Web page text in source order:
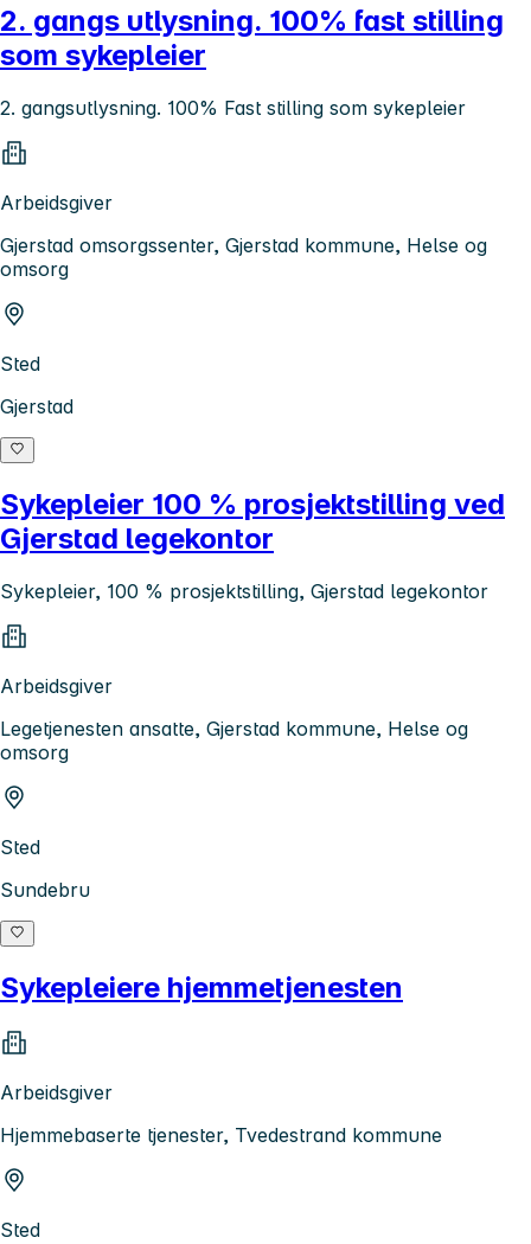
2. gangs utlysning. 100% fast stilling
som sykepleier
2. gangsutlysning. 100% Fast stilling som sykepleier
Arbeidsgiver
Gjerstad omsorgssenter, Gjerstad kommune, Helse og
omsorg
Sted
Gjerstad
Sykepleier 100 % prosjektstilling ved
Gjerstad legekontor
Sykepleier, 100 % prosjektstilling, Gjerstad legekontor
Arbeidsgiver
Legetjenesten ansatte, Gjerstad kommune, Helse og
omsorg
Sted
Sundebru
Sykepleiere hjemmetjenesten
Arbeidsgiver
Hjemmebaserte tjenester, Tvedestrand kommune
Sted